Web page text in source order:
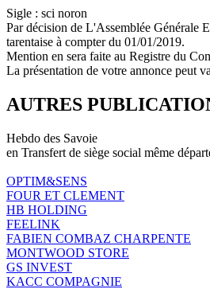
Sigle : sci noron
Par décision de L'Assemblée Générale
tarentaise à compter du 01/01/2019.
Mention en sera faite au Registre du
La présentation de votre annonce peut
AUTRES
Hebdo des Savoie
en Transfert de siège social même
OPTIM&SENS
FOUR ET CLEMENT
HB HOLDING
FEELINK
FABIEN COMBAZ CHARPENTE
MONTWOOD STORE
GS INVEST
KACC COMPAGNIE